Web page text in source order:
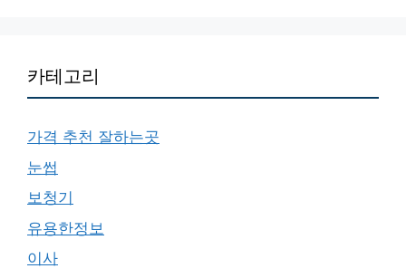
카테고리
가격 추천 잘하는곳
눈썹
보청기
유용한정보
이사